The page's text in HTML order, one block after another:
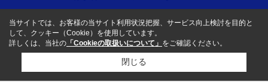
当サイトでは、お客様の当サイト利用状況把握、サービス向上検討を目的と
して、クッキー（Cookie）を使用しています。
詳しくは、当社の 「Cookieの取扱いについて」 をご確認ください。
閉じる